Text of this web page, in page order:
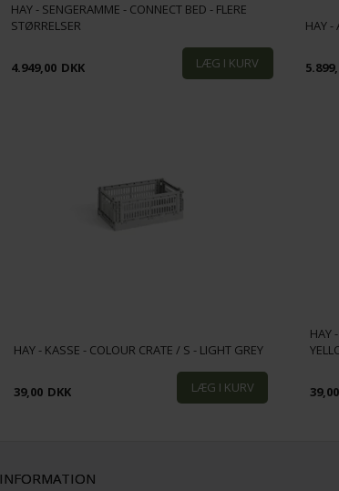
HAY - SENGERAMME - CONNECT BED - FLERE
STØRRELSER
4.949,00 DKK
HAY -
HAY - KASSE - COLOUR CRATE / S - LIGHT GREY
39,00 DKK
HAY
39,00
INFORMATION